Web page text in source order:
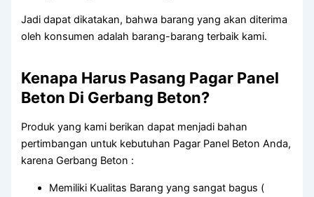
Jadi dapat dikatakan, bahwa barang yang akan diterima
oleh konsumen adalah barang-barang terbaik kami.
Kenapa Harus Pasang Pagar Panel
Beton Di Gerbang Beton?
Produk yang kami berikan dapat menjadi bahan
pertimbangan untuk kebutuhan Pagar Panel Beton Anda,
karena Gerbang Beton :
Memiliki Kualitas Barang yang sangat bagus (